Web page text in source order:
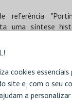
cookies essenciais
site e, com o seu
a personalizar
referência
uma síntese
das populações
da sua identidade